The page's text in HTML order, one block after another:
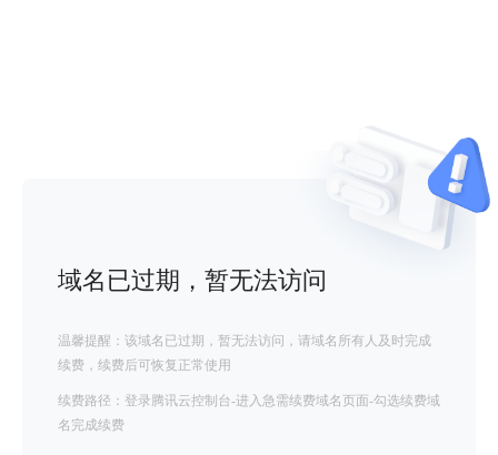
域名已过期，暂无法访问
温馨提醒：该域名已过期，暂无法访问，请域名所有人及时完成
续费，续费后可恢复正常使用
续费路径：登录腾讯云控制台-进入急需续费域名页面-勾选续费域
名完成续费